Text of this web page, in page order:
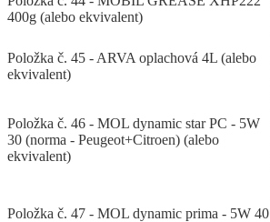
400g (alebo ekvivalent)
Položka č. 45 - ARVA oplachová 4L (alebo
ekvivalent)
Položka č. 46 - MOL dynamic star PC - 5W
30 (norma - Peugeot+Citroen) (alebo
ekvivalent)
Položka č. 47 - MOL dynamic prima - 5W 40